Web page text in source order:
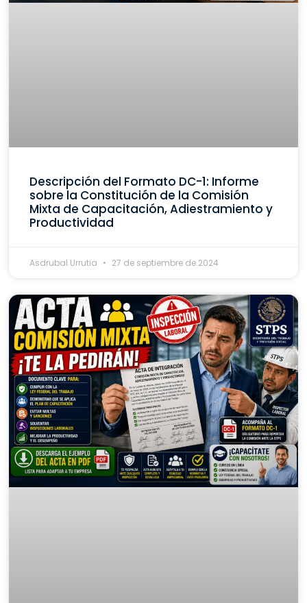
Descripción del Formato DC-1: Informe
sobre la Constitución de la Comisión
Mixta de Capacitación, Adiestramiento y
Productividad
Asdrubal Urrutia 27 de septiembre de 2024